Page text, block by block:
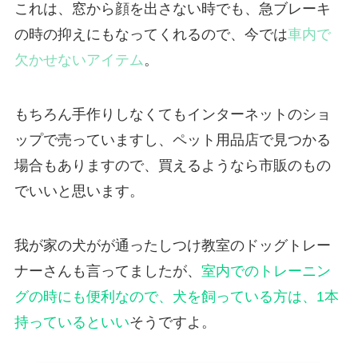
これは、窓から顔を出さない時でも、急ブレーキ
の時の抑えにもなってくれるので、今では車内で
欠かせないアイテム。
もちろん手作りしなくてもインターネットのショ
ップで売っていますし、ペット用品店で見つかる
場合もありますので、買えるようなら市販のもの
でいいと思います。
我が家の犬がが通ったしつけ教室のドッグトレー
ナーさんも言ってましたが、 室内でのトレーニン
グの時にも便利なので、 犬を飼っている方は、1本
持っているといいそうですよ。